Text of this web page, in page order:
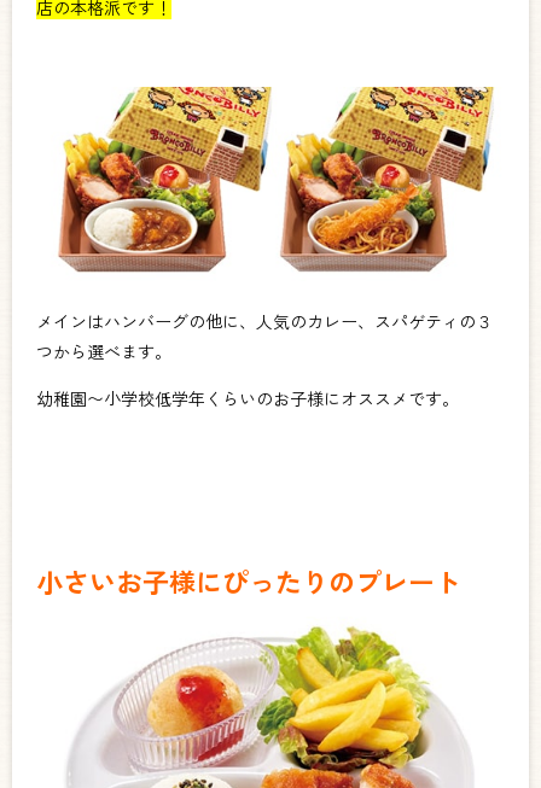
店の本格派です！
メインはハンバーグの他に、人気のカレー、スパゲティの３
つから選べます。
幼稚園〜小学校低学年くらいのお子様にオススメです。
小さいお子様にぴったりのプレート